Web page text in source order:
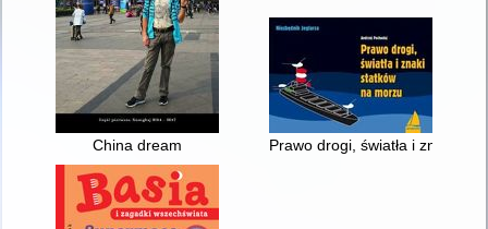
China dream Prawo drogi, światła i znaki